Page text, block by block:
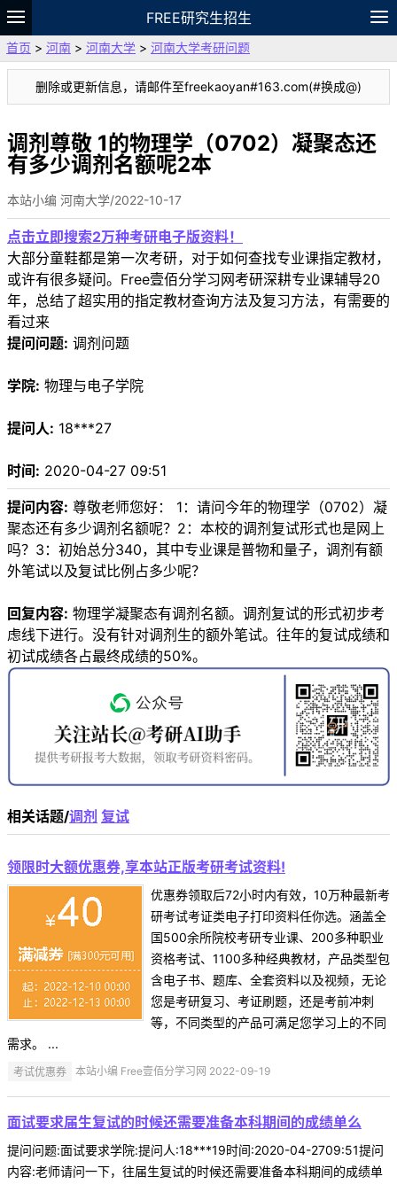
FREE研究生招生
题库
故事 专题 APP 笔记
VIP
资料
首页 > 河南 > 河南大学 > 河南大学考研问题
删除或更新信息，请邮件至freekaoyan#163.com(#换成@)
调剂尊敬 1的物理学（0702）凝聚态还
有多少调剂名额呢2本
本站小编 河南大学/2022-10-17
点击立即搜索2万种考研电子版资料！
大部分童鞋都是第一次考研，对于如何查找专业课指定教材，
或许有很多疑问。Free壹佰分学习网考研深耕专业课辅导20
年，总结了超实用的指定教材查询方法及复习方法，有需要的
看过来
提问问题: 调剂问题
学院: 物理与电子学院
提问人: 18***27
时间: 2020-04-27 09:51
提问内容: 尊敬老师您好： 1：请问今年的物理学（0702）凝
聚态还有多少调剂名额呢？2：本校的调剂复试形式也是网上
吗？3：初始总分340，其中专业课是普物和量子，调剂有额
外笔试以及复试比例占多少呢？
回复内容: 物理学凝聚态有调剂名额。调剂复试的形式初步考
虑线下进行。没有针对调剂生的额外笔试。往年的复试成绩和
初试成绩各占最终成绩的50%。
相关话题/调剂 复试
领限时大额优惠券,享本站正版考研考试资料!
优惠券领取后72小时内有效，10万种最新考
研考试考证类电子打印资料任你选。涵盖全
国500余所院校考研专业课、200多种职业
资格考试、1100多种经典教材，产品类型包
含电子书、题库、全套资料以及视频，无论
您是考研复习、考证刷题，还是考前冲刺
等，不同类型的产品可满足您学习上的不同
需求。 ...
考试优惠券 本站小编 Free壹佰分学习网 2022-09-19
面试要求届生复试的时候还需要准备本科期间的成绩单么
提问问题:面试要求学院:提问人:18***19时间:2020-04-2709:51提问
内容:老师请问一下，往届生复试的时候还需要准备本科期间的成绩单